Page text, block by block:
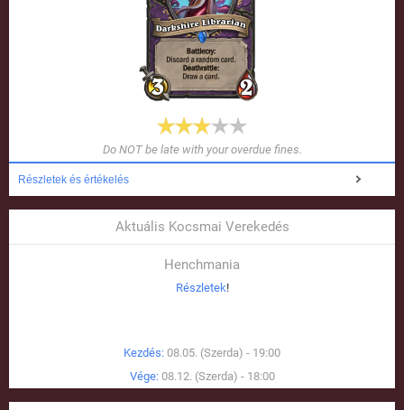
Do NOT be late with your overdue fines.
Részletek és értékelés
Aktuális Kocsmai Verekedés
Henchmania
Részletek!
Kezdés: 08.05. (Szerda) - 19:00
Vége: 08.12. (Szerda) - 18:00